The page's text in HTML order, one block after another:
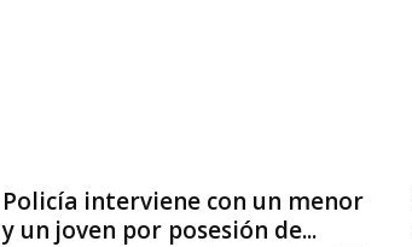
Policía interviene con un menor
y un joven por posesión de...